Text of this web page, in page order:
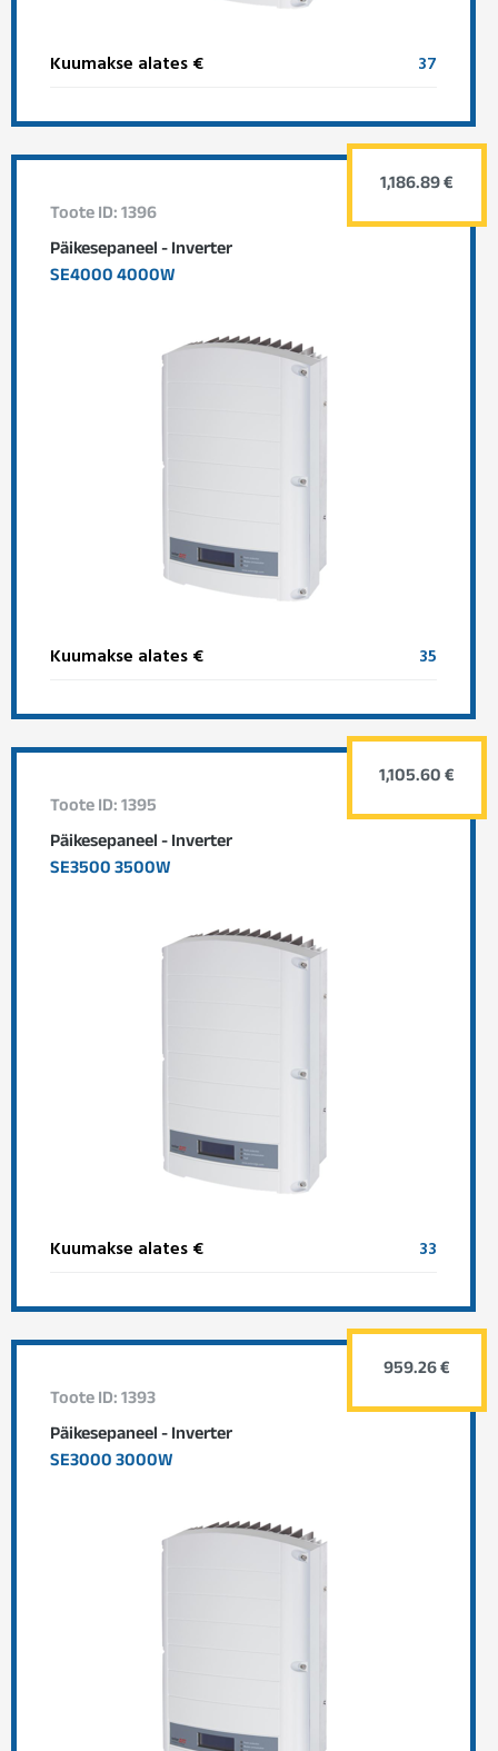
Kuumakse alates € 37
Toote ID: 1396
Päikesepaneel - Inverter
SE4000 4000W
Kuumakse alates € 35
1,186.89 €
Toote ID: 1395
Päikesepaneel - Inverter
SE3500 3500W
Kuumakse alates € 33
1,105.60 €
Toote ID: 1393
Päikesepaneel - Inverter
SE3000 3000W
959.26 €